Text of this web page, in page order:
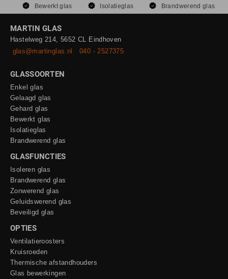
Bewerkt glas
Isolatieglas Brandwerend glas
MARTIN GLAS
Hastelweg 214, 5652 CL Eindhoven
glas@martinglas.nl
040 - 2527375
GLASSOORTEN
Enkel glas
Gelaagd glas
Gehard glas
Bewerkt glas
Isolatieglas
Brandwerend glas
GLASFUNCTIES
Isoleren glas
Brandwerend glas
Zonwerend glas
Geluidswerend glas
Beveiligd glas
OPTIES
Ventilatieroosters
Kruisroeden
Thermische afstandhouders
Glas bewerkingen